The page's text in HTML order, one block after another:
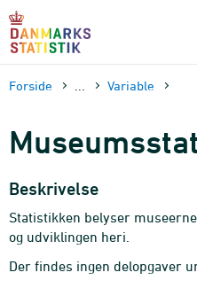
sidens
Forside Variable
Beskrivelse
Statistikken belyser
og udviklingen heri.
Der findes ingen delopgaver